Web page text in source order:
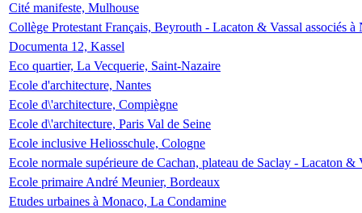
Cité manifeste, Mulhouse
Collège Protestant Français, Beyrouth - Lacaton & Vassal associés
Documenta 12, Kassel
Eco quartier, La Vecquerie, Saint-Nazaire
Ecole d'architecture, Nantes
Ecole d\'architecture, Compiègne
Ecole d\'architecture, Paris Val de Seine
Ecole inclusive Heliosschule, Cologne
Ecole normale supérieure de Cachan, plateau de Saclay - Lacaton &
Ecole primaire André Meunier, Bordeaux
Etudes urbaines à Monaco, La Condamine